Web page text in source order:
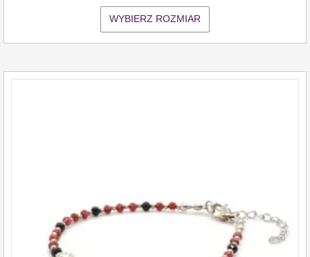
WYBIERZ ROZMIAR